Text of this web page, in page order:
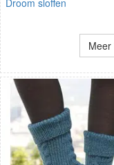
Droom sloffen
Meer